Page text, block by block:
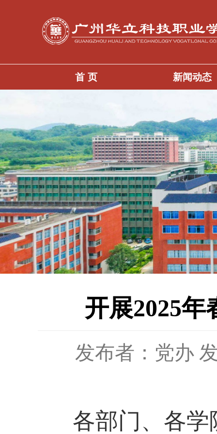
首 页 新闻动态
开展2025
发布者：党办
各部门、各学